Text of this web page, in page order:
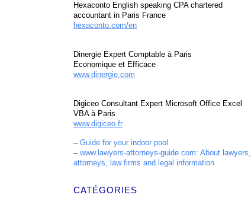
Hexaconto English speaking CPA chartered
accountant in Paris France
hexaconto.com/en
Dinergie Expert Comptable à Paris
Economique et Efficace
www.dinergie.com
Digiceo Consultant Expert Microsoft Office Excel
VBA à Paris
www.digiceo.fr
– Guide for your indoor pool
– www.lawyers-attorneys-guide.com: About lawyers,
attorneys, law firms and legal information
CATÉGORIES